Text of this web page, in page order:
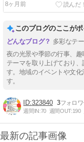
8ヶ月前
このブログのここが
多彩なテ
夜の光景や季節の行事、
テーマを取り上げており
す。地域のイベントや文
す。
323840 3
週間IN:70 週間OUT:190
最新の記事画像